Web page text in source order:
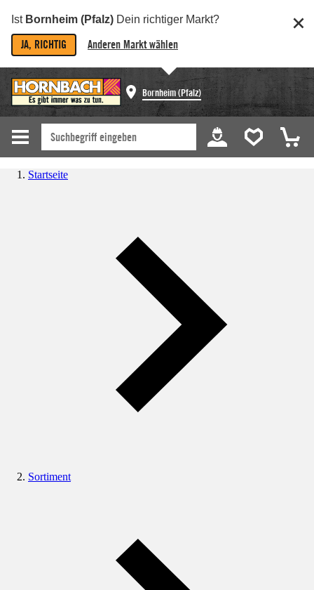
Ist Bornheim (Pfalz) Dein richtiger Markt?
JA, RICHTIG Anderen Markt wählen
Bornheim (Pfalz)
Startseite
Sortiment